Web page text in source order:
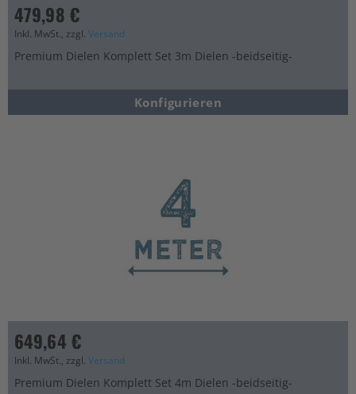
479,98 €
Inkl. MwSt., zzgl. Versand
Premium Dielen Komplett Set 3m Dielen -beidseitig-
Konfigurieren
649,64 €
Inkl. MwSt., zzgl. Versand
Premium Dielen Komplett Set 4m Dielen -beidseitig-